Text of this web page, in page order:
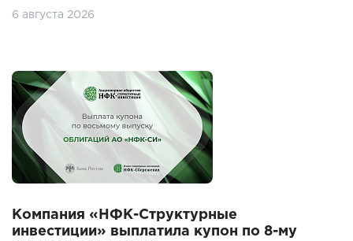
6 августа 2026
Компания «НФК-Структурные
инвестиции» выплатила купон по 8-му